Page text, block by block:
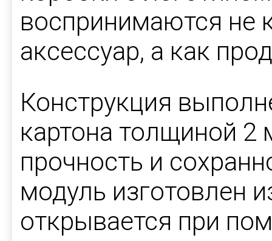
воспринимаются не
аксессуар, а как
Конструкция
картона толщиной 2
прочность и
модуль изготовлен
открывается при